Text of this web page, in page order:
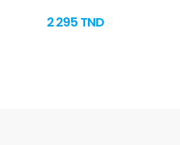
2 295 TND